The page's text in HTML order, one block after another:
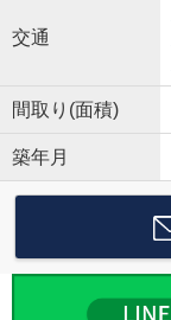
交通
間取り(面積)
築年月